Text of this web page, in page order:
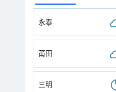
永泰
莆田
三明